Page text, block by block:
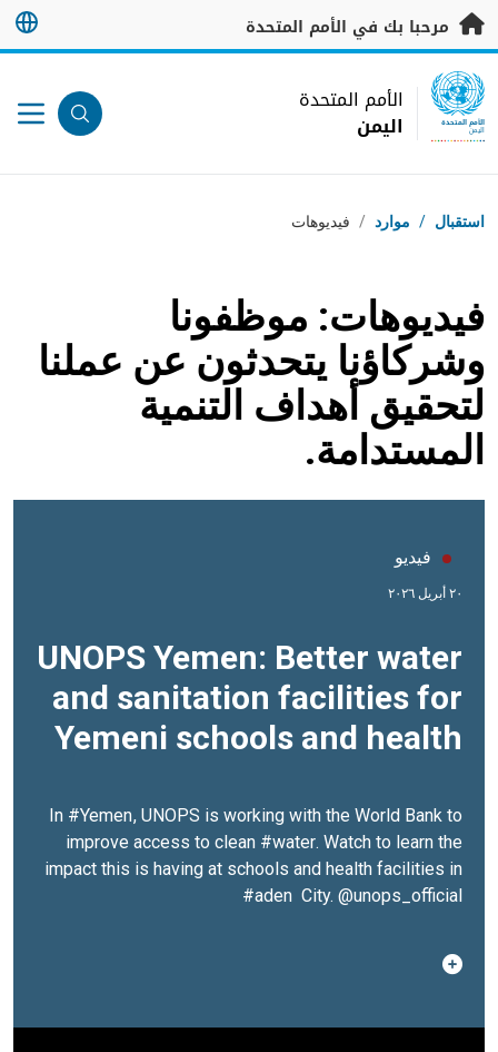
تخطى إلى المحتوى الرئيسي
مرحبا بك في الأمم المتحدة
UN Logo
الأمم المتحدة
اليمن
الأمم المتحدة
اليمن
مسار التنقل
استقبال / موارد / فيديوهات
فيديوهات: موظفونا
وشركاؤنا يتحدثون عن عملنا
لتحقيق أهداف التنمية
المستدامة.
فيديو
٢٠ أبريل ٢٠٢٦
UNOPS Yemen: Better water
and sanitation facilities for
Yemeni schools and health
In #Yemen, UNOPS is working with the World Bank to
improve access to clean #water. Watch to learn the
impact this is having at schools and health facilities in
#aden City. @unops_official‬